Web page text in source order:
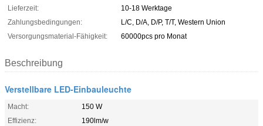
Lieferzeit:
10-18 Werktage
Zahlungsbedingungen:
L/C, D/A, D/P, T/T, Western Union
Versorgungsmaterial-Fähigkeit:
60000pcs pro Monat
Beschreibung
Verstellbare LED-Einbauleuchte
Macht:
150 W
Effizienz:
190lm/w